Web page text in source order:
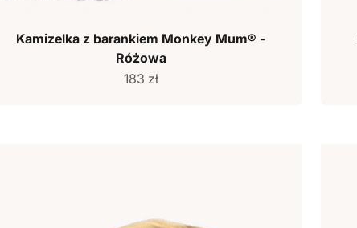
Kamizelka z barankiem Monkey Mum® -
Różowa
Cena sprzedaży
183 zł